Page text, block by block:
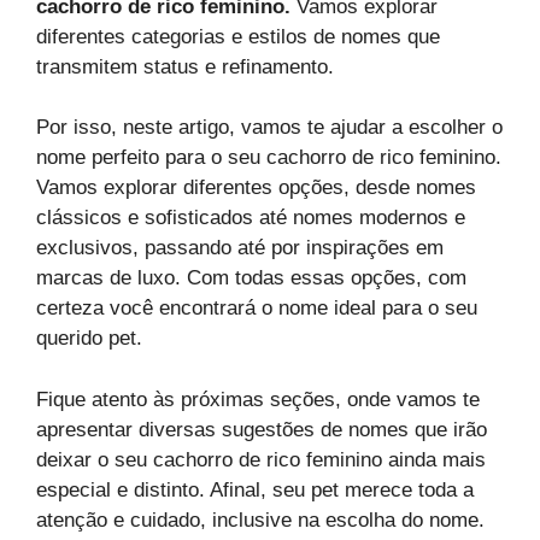
cachorro de rico feminino. Vamos explorar
diferentes categorias e estilos de nomes que
transmitem status e refinamento.
Por isso, neste artigo, vamos te ajudar a escolher o
nome perfeito para o seu cachorro de rico feminino.
Vamos explorar diferentes opções, desde nomes
clássicos e sofisticados até nomes modernos e
exclusivos, passando até por inspirações em
marcas de luxo. Com todas essas opções, com
certeza você encontrará o nome ideal para o seu
querido pet.
Fique atento às próximas seções, onde vamos te
apresentar diversas sugestões de nomes que irão
deixar o seu cachorro de rico feminino ainda mais
especial e distinto. Afinal, seu pet merece toda a
atenção e cuidado, inclusive na escolha do nome.